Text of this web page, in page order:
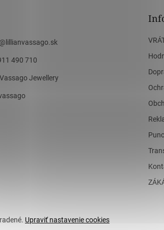
@ lillianvassago.sk
490 710
Jewellery
Upraviť nastavenie cookies